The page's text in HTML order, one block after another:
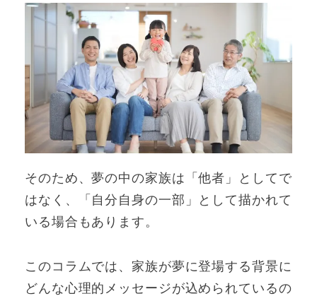
そのため、夢の中の家族は「他者」としてで
はなく、「自分自身の一部」として描かれて
いる場合もあります。
このコラムでは、家族が夢に登場する背景に
どんな心理的メッセージが込められているの